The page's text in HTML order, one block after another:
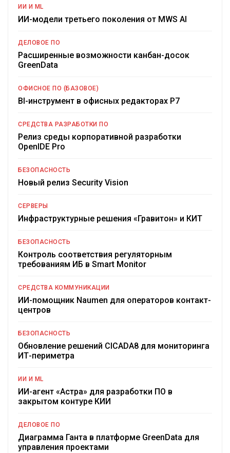
ИИ И ML
ИИ-модели третьего поколения от MWS AI
ДЕЛОВОЕ ПО
Расширенные возможности канбан-досок
GreenData
ОФИСНОЕ ПО (БАЗОВОЕ)
BI-инструмент в офисных редакторах Р7
СРЕДСТВА РАЗРАБОТКИ ПО
Релиз среды корпоративной разработки
OpenIDE Pro
БЕЗОПАСНОСТЬ
Новый релиз Security Vision
СЕРВЕРЫ
Инфраструктурные решения «Гравитон» и КИТ
БЕЗОПАСНОСТЬ
Контроль соответствия регуляторным
требованиям ИБ в Smart Monitor
СРЕДСТВА КОММУНИКАЦИИ
ИИ-помощник Naumen для операторов контакт-
центров
БЕЗОПАСНОСТЬ
Обновление решений CICADA8 для мониторинга
ИТ-периметра
ИИ И ML
ИИ-агент «Астра» для разработки ПО в
закрытом контуре КИИ
ДЕЛОВОЕ ПО
Диаграмма Ганта в платформе GreenData для
управления проектами